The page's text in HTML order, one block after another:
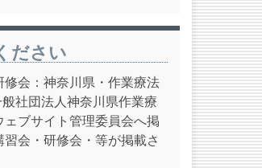
ださい
修会：神奈川県・作業療法
社団法人神奈川県作業療
ブサイト管理委員会へ掲
会・研修会・等が掲載さ